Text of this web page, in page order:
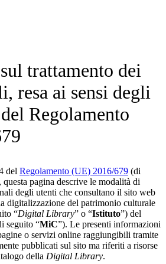
trattamento dei
resa ai sensi degli
Regolamento
del Regolamento (UE) 2016/679 (di
questa pagina descrive le modalità di
degli utenti che consultano il sito web
digitalizzazione del patrimonio culturale
“Digital Library” o “Istituto”) del
seguito “MiC”). Le presenti informazioni
o servizi online raggiungibili tramite
pubblicati sul sito ma riferiti a risorse
della Digital Library.